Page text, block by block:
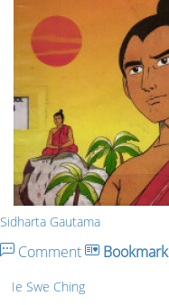
Sidharta Gautama
Comment Bookmark
Ie Swe Ching